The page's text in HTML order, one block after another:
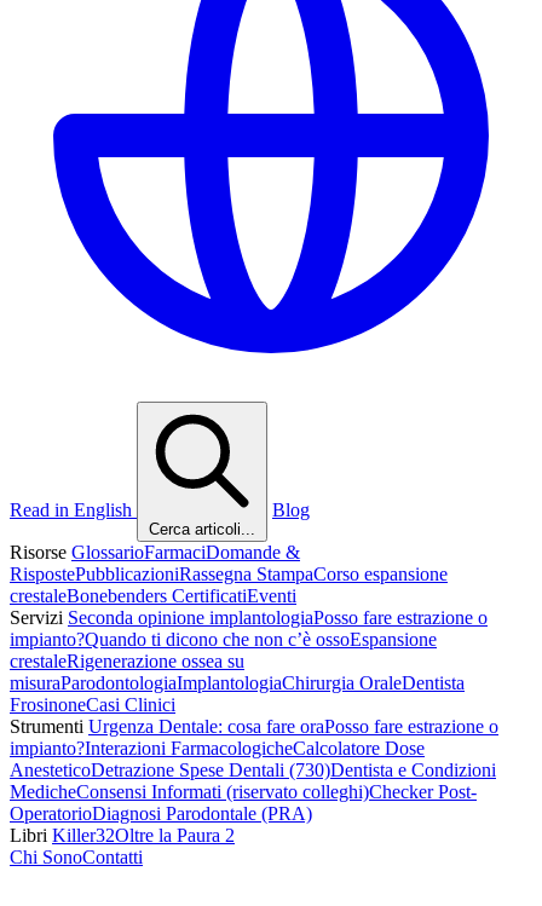
Read in English
Cerca articoli...
Blog
Risorse GlossarioFarmaciDomande &
RispostePubblicazioniRassegna StampaCorso espansione
crestaleBonebenders CertificatiEventi
Servizi Seconda opinione implantologiaPosso fare estrazione o
impianto?Quando ti dicono che non c’è ossoEspansione
crestaleRigenerazione ossea su
misuraParodontologiaImplantologiaChirurgia OraleDentista
FrosinoneCasi Clinici
Strumenti Urgenza Dentale: cosa fare oraPosso fare estrazione o
impianto?Interazioni FarmacologicheCalcolatore Dose
AnesteticoDetrazione Spese Dentali (730)Dentista e Condizioni
MedicheConsensi Informati (riservato colleghi)Checker Post-
OperatorioDiagnosi Parodontale (PRA)
Libri Killer32Oltre la Paura 2
Chi SonoContatti